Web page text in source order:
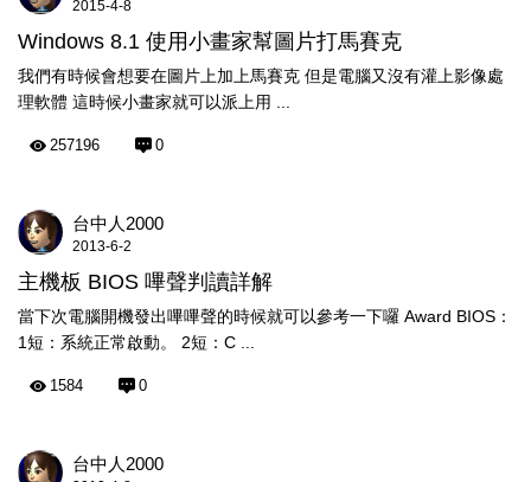
2015-4-8
Windows 8.1 使用小畫家幫圖片打馬賽克
我們有時候會想要在圖片上加上馬賽克 但是電腦又沒有灌上影像處
理軟體 這時候小畫家就可以派上用 ...
257196 0
台中人2000
2013-6-2
主機板 BIOS 嗶聲判讀詳解
當下次電腦開機發出嗶嗶聲的時候就可以參考一下囉 Award BIOS：
1短：系統正常啟動。 2短：C ...
1584 0
台中人2000